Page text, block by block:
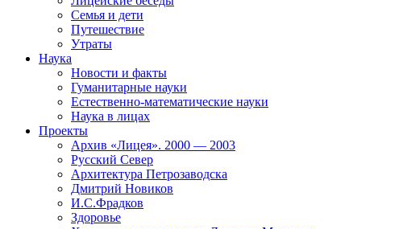
Семья и дети
Путешествие
Утраты
Наука
Новости и факты
Гуманитарные науки
Естественно-математические науки
Наука в лицах
Проекты
Архив «Лицея». 2000 — 2003
Русский Север
Архитектура Петрозаводска
Дмитрий Новиков
И.С.Фрадков
Здоровье